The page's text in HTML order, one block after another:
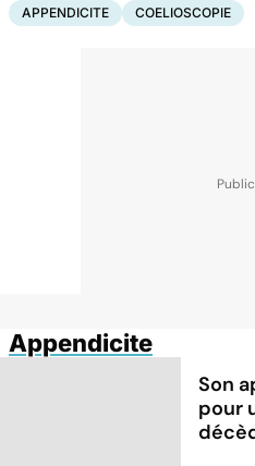
APPENDICITE COELIOSCOPIE
Appendicite
Son
pour